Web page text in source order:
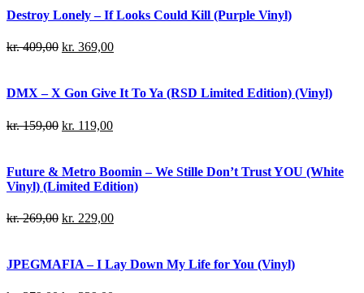
Destroy Lonely – If Looks Could Kill (Purple Vinyl)
kr.409,00 kr. 369,00
DMX – X Gon Give It To Ya (RSD Limited Edition) (Vinyl)
kr.159,00 kr. 119,00
Future & Metro Boomin – We Stille Don’t Trust YOU (White
Vinyl) (Limited Edition)
kr.269,00 kr. 229,00
JPEGMAFIA – I Lay Down My Life for You (Vinyl)